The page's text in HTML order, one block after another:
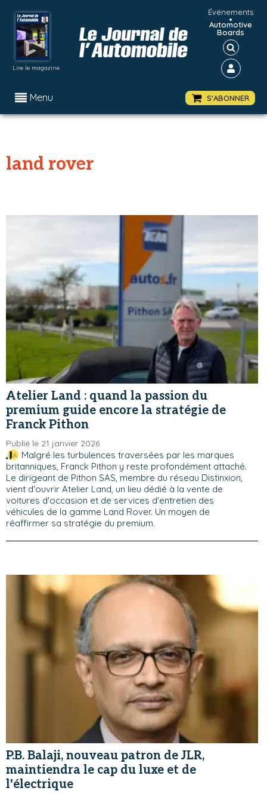
Lire le magazine
Événements
•
Automotive
Boards
Menu S'ABONNER
land rover
Atelier Land : quand la passion du
premium guide encore la stratégie de
Franck Pithon
Publié le 21 janvier 2026
Malgré les turbulences traversées par les marques
britanniques, Franck Pithon y reste profondément attaché.
Le dirigeant de Pithon SAS, membre du réseau Distinxion,
vient d'ouvrir Atelier Land, un lieu dédié à la vente de
voitures d'occasion et de services d'entretien des
véhicules de la gamme Land Rover. Un moyen de
réaffirmer sa stratégie du premium.
P.B. Balaji, nouveau patron de JLR,
maintiendra le cap du luxe et de
l'électrique